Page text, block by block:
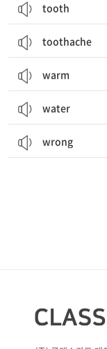
tooth
toothache
warm
water
wrong